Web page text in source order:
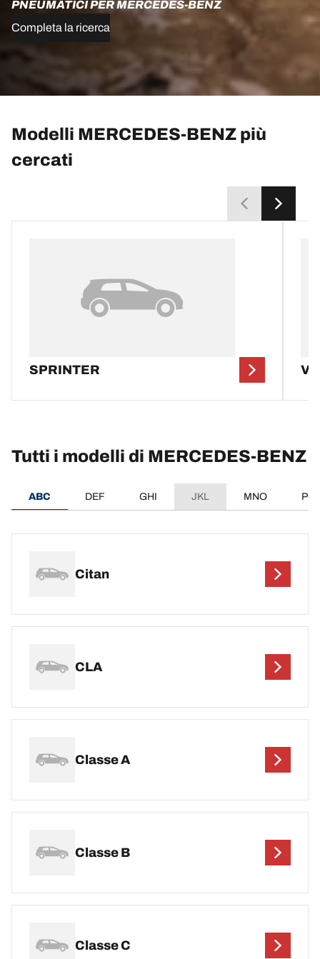
PNEUMATICI PER MERCEDES-BENZ
Completa la ricerca
Modelli MERCEDES-BENZ più
cercati
SPRINTER
Tutti i modelli di MERCEDES-BENZ
ABC DEF GHI JKL MNO
Citan
CLA
Classe A
Classe B
Classe C